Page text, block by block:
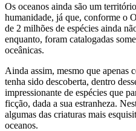
Os oceanos ainda são um
humanidade, já que, conforme o
de 2 milhões de espécies ainda
enquanto, foram catalogadas
oceânicas.
Ainda assim, mesmo que apenas
tenha sido descoberta, dentro
impressionante de espécies que
ficção, dada a sua estranheza.
algumas das criaturas mais
oceanos.